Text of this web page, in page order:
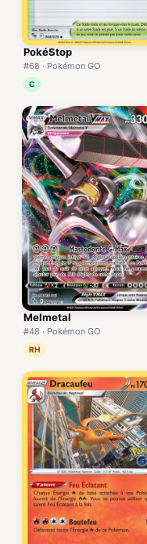
PokéStop
#68 · Pokémon GO
C
Melmetal
#48 · Pokémon GO
RH